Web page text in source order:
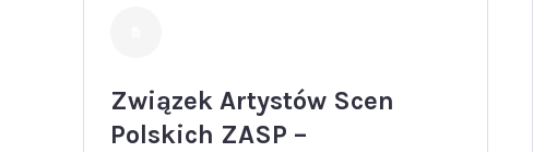
Związek Artystów Scen
Polskich ZASP –